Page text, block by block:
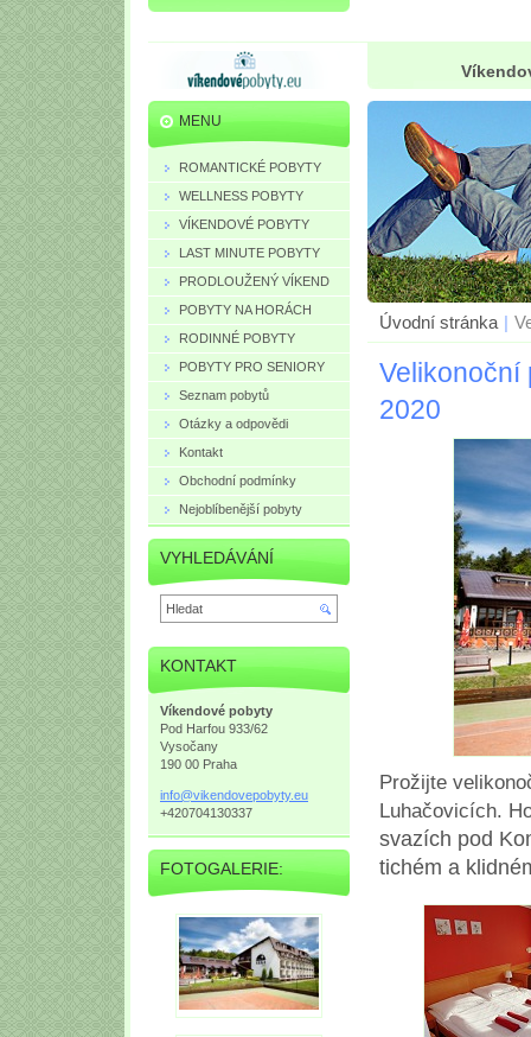
Úvodní stránka
Velikonoční
2020
Prožijte
Luhačovicích.
svazích pod
tichém a
MENU
ROMANTICKÉ POBYTY
WELLNESS POBYTY
VÍKENDOVÉ POBYTY
LAST MINUTE POBYTY
PRODLOUŽENÝ VÍKEND
POBYTY NA HORÁCH
RODINNÉ POBYTY
POBYTY PRO SENIORY
Seznam pobytů
Otázky a odpovědi
Kontakt
Obchodní podmínky
Nejoblíbenější pobyty
VYHLEDÁVÁNÍ
KONTAKT
Víkendové pobyty
Pod Harfou 933/62
Vysočany
190 00 Praha
info@vikendovepobyty.eu
+420704130337
FOTOGALERIE: